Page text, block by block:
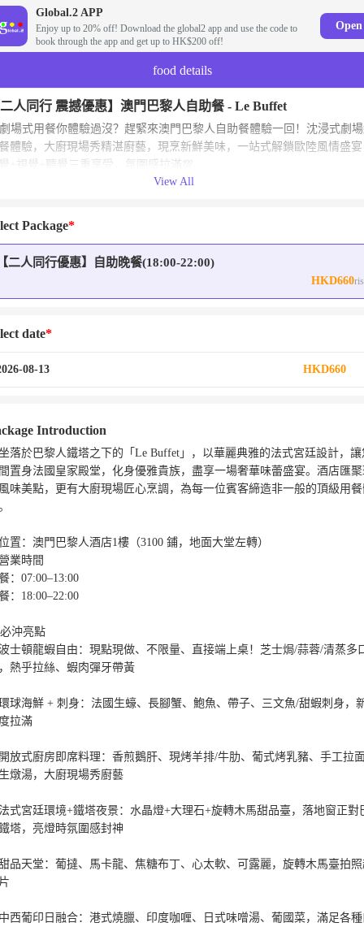
Global.2 APP
Enjoy up to 20% off! Download the global2 app and use the code to
book through the app and get up to HK$200 off!
Open
food details
人同行 震撼優惠】澳門巴黎人自助餐 - Le Buffet
場式用餐你體驗過沒？趕緊來澳門巴黎人自助餐體驗一回！沈浸式劇
體驗，大廚現場秀精湛廚藝，現烹新鮮美味，一站式解鎖歐陸風情盛宴
+視覺+聽覺三重享受，氛圍感拉滿💯
View All
Package
二人同行優惠】自助晚餐(18:00-22:00)
HKD660
date
08-13 HKD660
Introduction
落於巴黎人鐵塔之下的「Le Buffet」，以華麗典雅的法式宮廷設計，讓
置身法國皇家殿堂，化身優雅貴族，盡享一場奢華味蕾盛宴。酒店匯
味美點，更有大廚現場匠心烹調，為每一位賓客締造非一般的頂級用
置：澳門巴黎人酒店1樓（3100 鋪，地面大堂左轉）
業時間
：07:00–13:00
：18:00–22:00
沖亮點
士頓龍蝦自由：現點現做、不限量、直接端上桌！芝士焗/蒜蓉/清蒸多
熱乎拉絲、蝦肉彈牙帶黃
球海鮮 + 刺身：法國生蠔、長腳蟹、鮑魚、帶子、三文魚/甜蝦刺身，
拉滿
放式廚房即席料理：香煎鵝肝、現烤羊排/牛肋、葡式烤乳豬、手工拉面
燉湯，大廚現場秀廚藝
式宮廷環境+鐵塔夜景：水晶燈+大理石+旋轉木馬甜品臺，落地窗正對
塔，亮燈時氛圍感封神
品天堂：葡撻、馬卡龍、焦糖布丁、心太軟、可露麗，旋轉木馬臺拍照
西葡印日融合：港式燒臘、印度咖喱、日式味噌湯、葡國菜，滿足各種